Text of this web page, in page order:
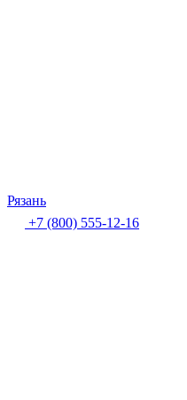
Рязань
+7 (800) 555-12-16